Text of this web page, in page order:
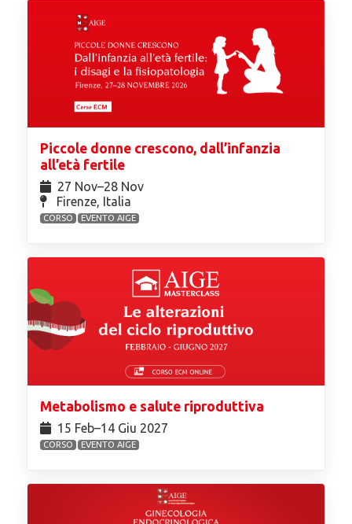
Piccole donne crescono, dall’infanzia
all’età fertile
27 Nov⁠–28 Nov
Firenze, Italia
CORSO EVENTO AIGE
Metabolismo e salute riproduttiva
15 Feb⁠–14 Giu 2027
CORSO EVENTO AIGE